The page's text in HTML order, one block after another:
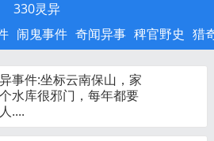
330灵异
闹鬼事件 奇闻异事 稗官野史 猎
事件:坐标云南保山，家
水库很邪门，每年都要
....